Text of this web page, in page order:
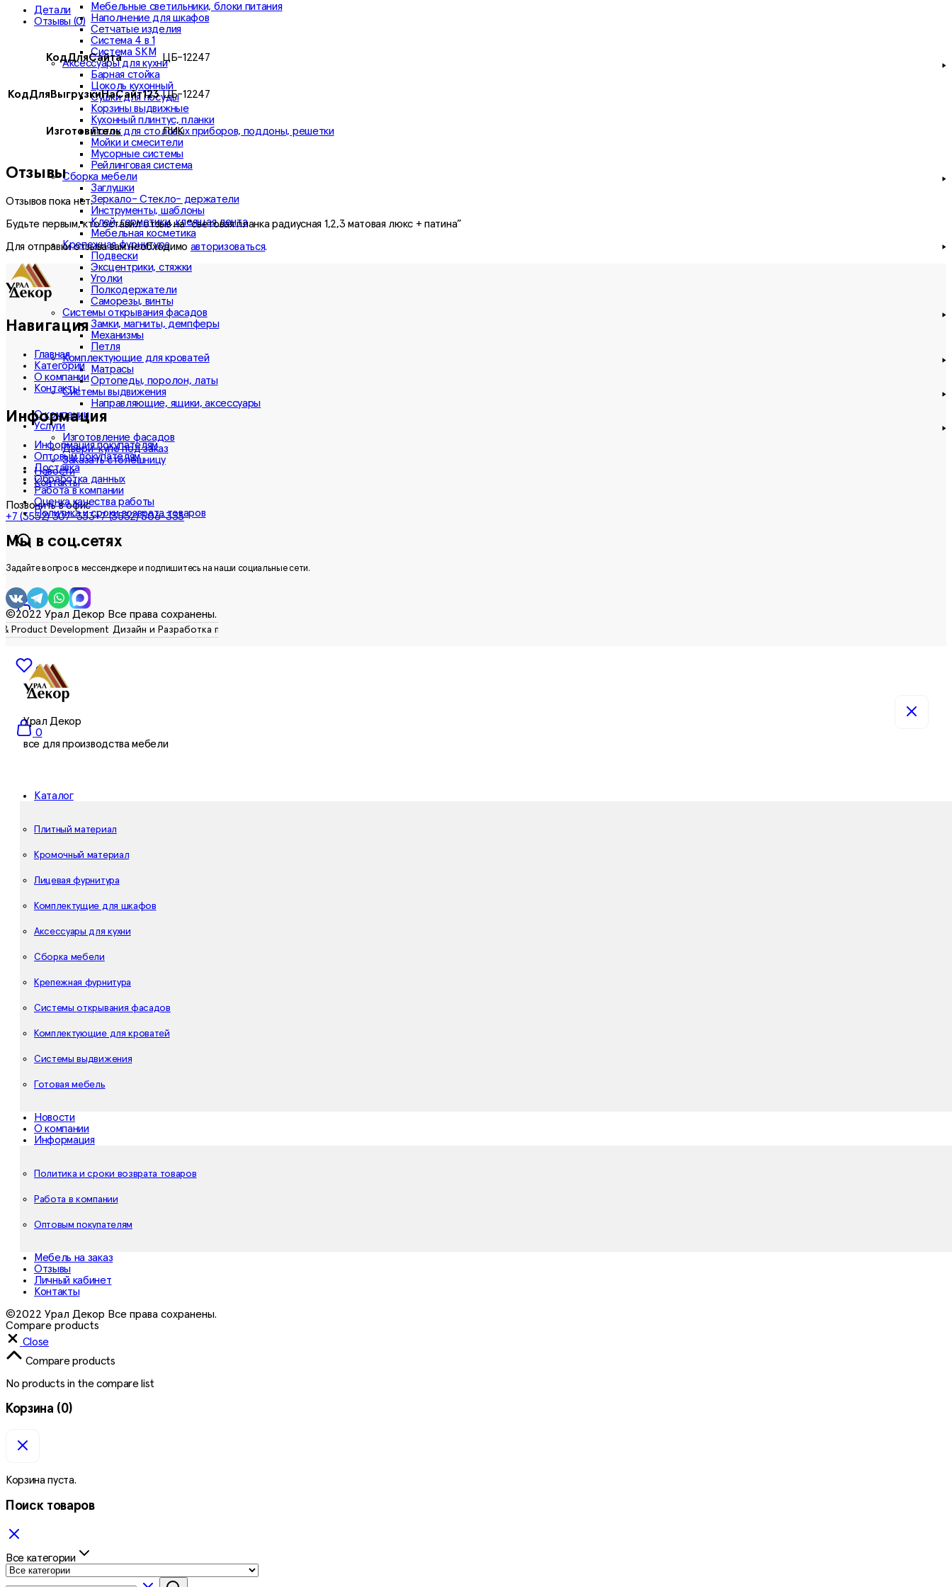
Мебельные светильники, блоки питания
Наполнение для шкафов
Сетчатые изделия
Система 4 в 1
Система SKM
Аксессуары для кухни
Барная стойка
Цоколь кухонный
Сушки для посуды
Корзины выдвижные
Кухонный плинтус, планки
Лоток для столовых приборов, поддоны, решетки
Мойки и смесители
Мусорные системы
Рейлинговая система
Сборка мебели
Заглушки
Зеркало- Стекло- держатели
Инструменты, шаблоны
Клей, герметики, клеящая лента
Мебельная косметика
Крепежная фурнитура
Подвески
Эксцентрики, стяжки
Уголки
Полкодержатели
Саморезы, винты
Системы открывания фасадов
Замки, магниты, демпферы
Механизмы
Петля
Комплектующие для кроватей
Матрасы
Ортопеды, поролон, латы
Системы выдвижения
Направляющие, ящики, аксессуары
О компании
Услуги
Изготовление фасадов
Двери-купе под заказ
Заказать столешницу
Новости
Контакты
Позвонить в офис
+7 (3532) 307-333+7 (3532) 306-333
0
0
Детали
Отзывы (0)
КодДляСайта ЦБ-12247
КодДляВыгрузкиНаСайт123 ЦБ-12247
Изготовитель ЛИК
Отзывы
Отзывов пока нет.
Будьте первым, кто оставил отзыв на “световая планка радиусная 1,2,3 матовая люкс + патина”
Для отправки отзыва вам необходимо авторизоваться.
Навигация
Главная
Категории
О компании
Контакты
Информация
Информация покупателям
Оптовым покупателям
Доставка
Обработка данных
Работа в компании
Оценка качества работы
Политика и сроки возврата товаров
Мы в соц.сетях
Задайте вопрос в мессенджере и подпишитесь на наши социальные сети.
©2022 Урал Декор Все права сохранены.
Урал Декор
все для производства мебели
Каталог
Плитный материал
Кромочный материал
Лицевая фурнитура
Комплектущие для шкафов
Аксессуары для кухни
Сборка мебели
Крепежная фурнитура
Системы открывания фасадов
Комплектующие для кроватей
Системы выдвижения
Готовая мебель
Новости
О компании
Информация
Политика и сроки возврата товаров
Работа в компании
Оптовым покупателям
Мебель на заказ
Отзывы
Личный кабинет
Контакты
©2022 Урал Декор Все права сохранены.
Compare products
Close
Compare products
No products in the compare list
Корзина (0)
Корзина пуста.
Поиск товаров
Все категории